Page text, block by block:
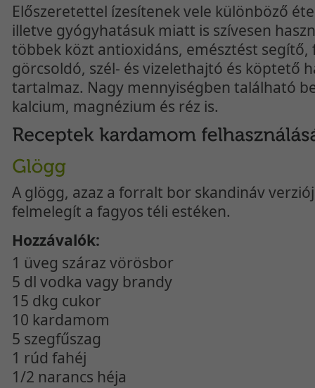
Előszeretettel ízesítenek vele különböző
illetve gyógyhatásuk miatt is szívesen
többek közt antioxidáns, emésztést
görcsoldó, szél- és vizelethajtó és köptető
tartalmaz. Nagy mennyiségben található
kalcium, magnézium és réz is.
A glögg, azaz a forralt bor skandináv
felmelegít a fagyos téli estéken.
Hozzávalók:
1 üveg száraz vörösbor
5 dl vodka vagy brandy
15 dkg cukor
10 kardamom
5 szegfűszag
1 rúd fahéj
1/2 narancs héja